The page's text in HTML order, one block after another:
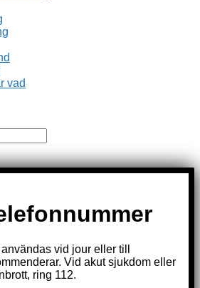
vad
vid jour eller till
Vid akut sjukdom eller
ring 112.